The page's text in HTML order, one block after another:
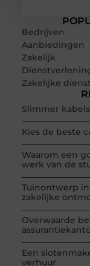
Bedrijven
Aanbiedingen
Zakelijk
Zakelijke
Slimmer
Kies de beste
Waarom een
werk van de
Tuinontwerp
zakelijke
Overwaarde
Een
verhuur